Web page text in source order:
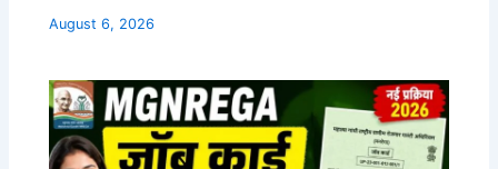
August 6, 2026